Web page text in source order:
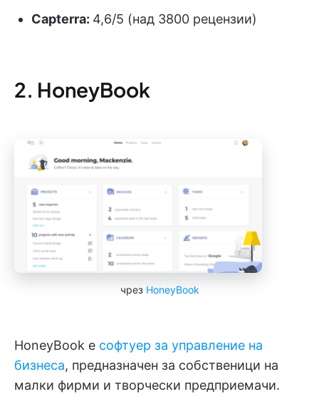
Capterra: 4,6/5 (над 3800 рецензии)
2. HoneyBook
чрез HoneyBook
HoneyBook е софтуер за управление на
бизнеса, предназначен за собственици на
малки фирми и творчески предприемачи.